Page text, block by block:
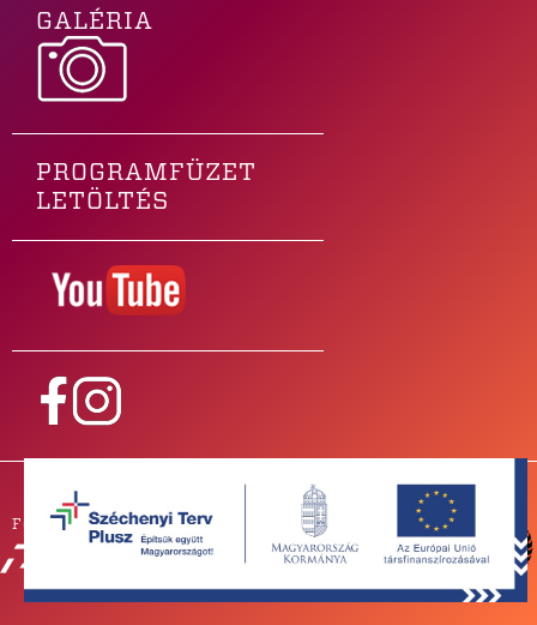
GALÉRIA
PROGRAMFÜZET
LETÖLTÉS
Főtámogatónk
PARTNEREINK
SAJTÓSZOBA
IMPRESSZUM